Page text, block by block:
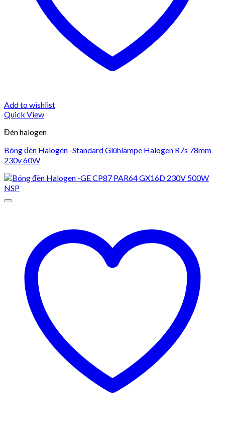
Add to wishlist
Quick View
Đèn halogen
Bóng đèn Halogen -Standard Glühlampe Halogen R7s 78mm
230v 60W